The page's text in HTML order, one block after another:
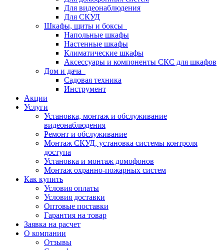
Для видеонаблюдения
Для СКУД
Шкафы, щиты и боксы
Напольные шкафы
Настенные шкафы
Климатические шкафы
Аксессуары и компоненты СКС для шкафов
Дом и дача
Садовая техника
Инструмент
Акции
Услуги
Установка, монтаж и обслуживание
видеонаблюдения
Ремонт и обслуживание
Монтаж СКУД, установка системы контроля
доступа
Установка и монтаж домофонов
Монтаж охранно-пожарных систем
Как купить
Условия оплаты
Условия доставки
Оптовые поставки
Гарантия на товар
Заявка на расчет
О компании
Отзывы